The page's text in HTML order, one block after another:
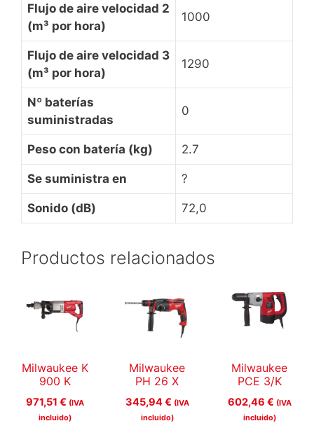
Flujo de aire velocidad 2
(m³ por hora)
1000
Flujo de aire velocidad 3
(m³ por hora)
1290
Nº baterías
suministradas
0
Peso con batería (kg) 2.7
Se suministra en ?
Sonido (dB) 72,0
Productos relacionados
Milwaukee K
900 K
971,51 € (IVA
incluido)
Milwaukee
PH 26 X
345,94€ (IVA
incluido)
Milwaukee
PCE 3/K
602,46 € (IVA
incluido)